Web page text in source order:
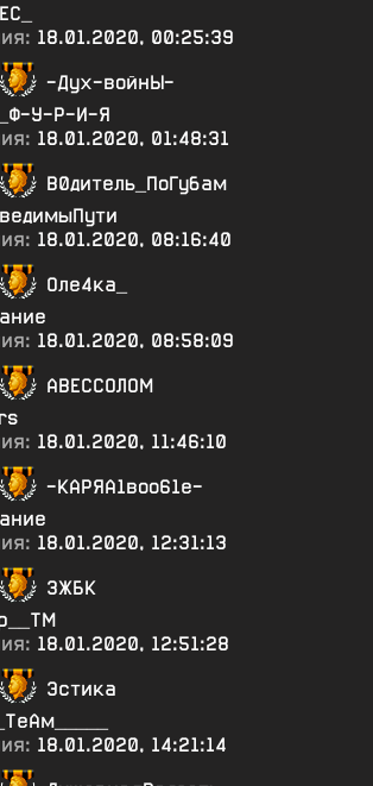
18.01.2020, 00:25:39
-Дух-войнЫ-
У-Р-И-Я
18.01.2020, 01:48:31
В0дитель_ПоГубам
18.01.2020, 08:16:40
Оле4ка_
18.01.2020, 08:58:09
АВЕССОЛОМ
18.01.2020, 11:46:10
-КАРЯА1воо61е-
18.01.2020, 12:31:13
ЗЖБК
18.01.2020, 12:51:28
Эстика
18.01.2020, 14:21:14